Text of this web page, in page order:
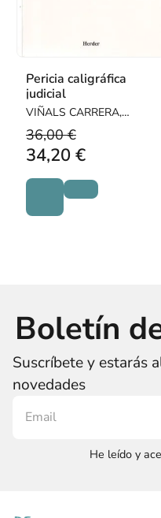
Pericia caligráfica
judicial
VIÑALS CARRERA,
FRANCISCO / PUENTE
BALSELLS, MARÍA LUZ
36,00 €
34,20 €
Boletín
Suscríbete y estarás
novedades
He leído y